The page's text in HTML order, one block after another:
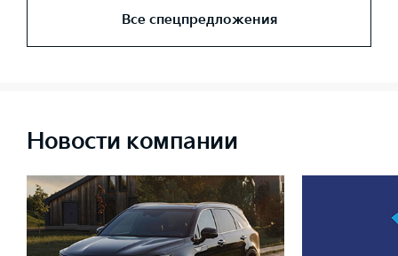
Все спецпредложения
Новости компании